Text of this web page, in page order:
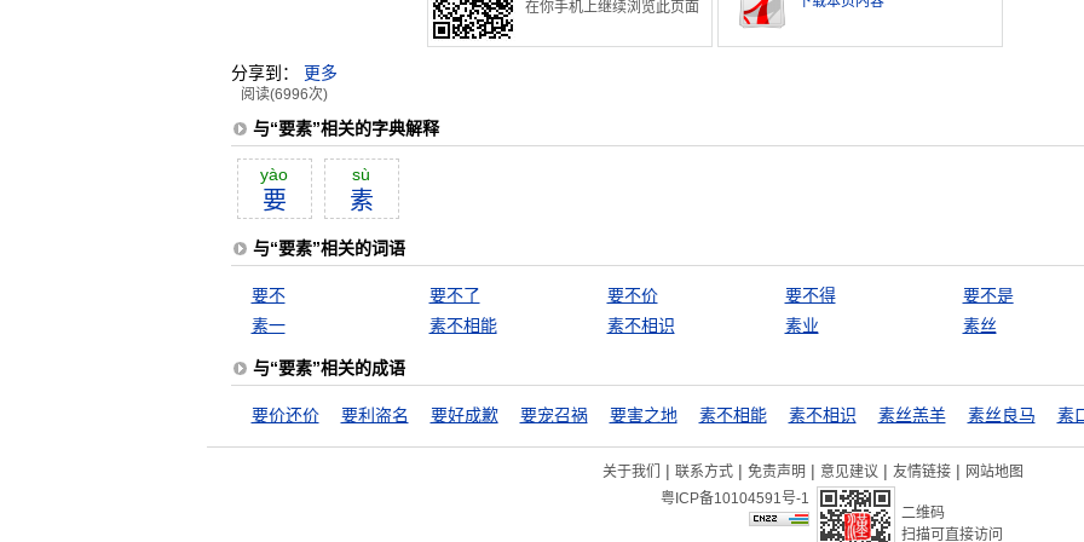
在你手机上继续浏览此页面
分享到： 更多
阅读(6996次)
与“要素”相关的字典解释
yào
要
sù
素
与“要素”相关的词语
要不 要不了 要不价 要不得
要不是
素一
素不相能 素不相识 素业 素丝
与“要素”相关的成语
要价还价 要利盗名 要好成歉 要宠召祸 要害之地 素不相能 素不相识 素丝羔羊 素丝良马 素
关于我们 | 联系方式 | 免责声明 | 意见建议 | 友情链接 | 网站地图
粤ICP备10104591号-1
二维码
扫描可直接访问